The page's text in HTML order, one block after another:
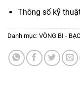
Thông số kỹ
Danh mục: VÒNG BI -